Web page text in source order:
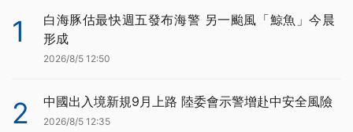
1
白海豚估最快週五發布海警 另一颱風「鯨魚」今晨
形成
2026/8/5 12:50
2 中國出入境新規9月上路 陸委會示警增赴中安全風險
2026/8/5 12:35